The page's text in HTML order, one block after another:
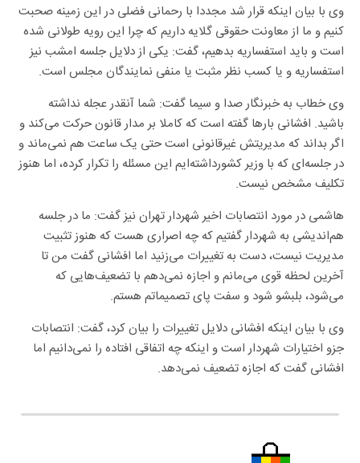
وی با بیان اینکه قرار شد مجددا با رحمانی فضلی در این زمینه صحبت
کنیم و ما از معاونت حقوقی گلایه داریم که چرا این رویه طولانی شده
است و باید استفساریه بدهیم، گفت: یکی از دلایل جلسه امشب نیز
استفساریه و یا کسب نظر مثبت یا منفی نمایندگان مجلس است.
وی خطاب به خبرنگار صدا و سیما گفت: شما آنقدر عجله نداشته
باشید. افشانی بارها گفته است که کاملا بر مدار قانون حرکت می‌کند و
اگر بداند که مدیریتش غیرقانونی است حتی یک ساعت هم نمی‌ماند و
در جلسه‌ای که با وزیر کشورداشته‌ایم این مسئله را تکرار کرده، اما هنوز
تکلیف مشخص نیست.
هاشمی در مورد انتصابات اخیر شهردار تهران نیز گفت: ما در جلسه
هم‌اندیشی به شهردار گفتیم که چه اصراری هست که هنوز تثبیت
مدیریت نیست،‌ دست به تغییرات می‌زنید اما افشانی گفت من تا
آخرین لحظه قوی می‌مانم و اجازه نمی‌دهم با تضعیف‌هایی که
می‌شود، بلبشو شود و سفت پای تصمیماتم هستم.
وی با بیان اینکه افشانی دلایل تغییرات را بیان کرد، گفت: انتصابات
جزو اختیارات شهردار است و اینکه چه اتفاقی افتاده را نمی‌دانیم اما
افشانی گفت که اجازه تضعیف نمی‌دهد.